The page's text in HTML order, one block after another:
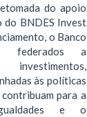
do apoio
do BNDES Invest
o Banco
federados a
investimentos,
às políticas
para a
e o